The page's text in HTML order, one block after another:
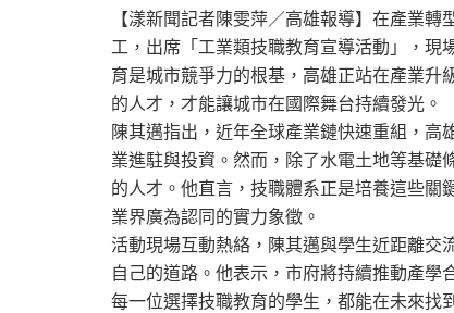
【漾新聞記者陳雯萍／高雄報導】在產業
工，出席「工業類技職教育宣導活動」，
育是城市競爭力的根基，高雄正站在產業升
的人才，才能讓城市在國際舞台持續發光。
陳其邁指出，近年全球產業鏈快速重組，
業進駐與投資。然而，除了水電土地等基
的人才。他直言，技職體系正是培養這些關
業界廣為認同的實力象徵。
活動現場互動熱絡，陳其邁與學生近距離
自己的道路。他表示，市府將持續推動產
每一位選擇技職教育的學生，都能在未來找